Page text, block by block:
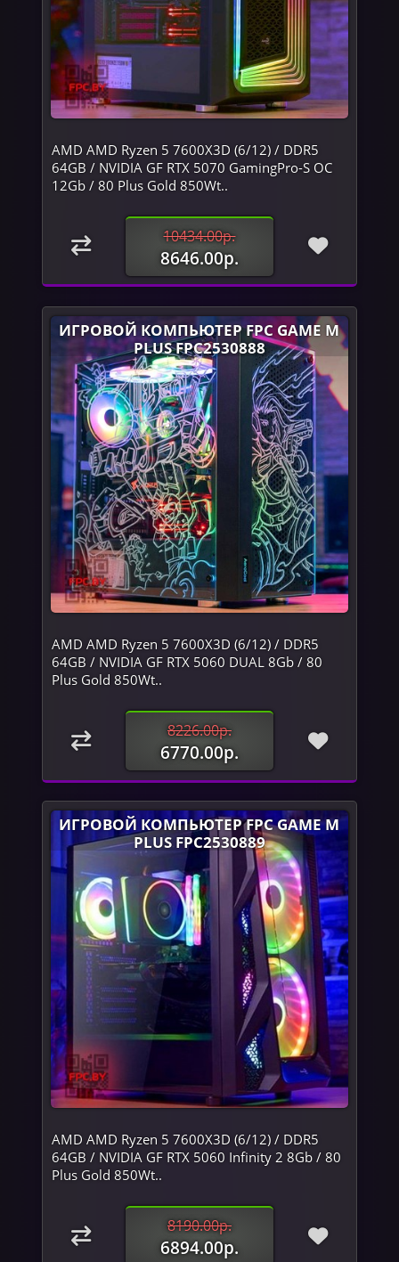
AMD AMD Ryzen 5 7600X3D (6/12) / DDR5
64GB / NVIDIA GF RTX 5070 GamingPro-S OC
12Gb / 80 Plus Gold 850Wt..
10434.00р.
8646.00р.
ИГРОВОЙ КОМПЬЮТЕР FPC GAME M
PLUS FPC2530888
AMD AMD Ryzen 5 7600X3D (6/12) / DDR5
64GB / NVIDIA GF RTX 5060 DUAL 8Gb / 80
Plus Gold 850Wt..
8226.00р.
6770.00р.
ИГРОВОЙ КОМПЬЮТЕР FPC GAME M
PLUS FPC2530889
AMD AMD Ryzen 5 7600X3D (6/12) / DDR5
64GB / NVIDIA GF RTX 5060 Infinity 2 8Gb / 80
Plus Gold 850Wt..
8190.00р.
6894.00р.